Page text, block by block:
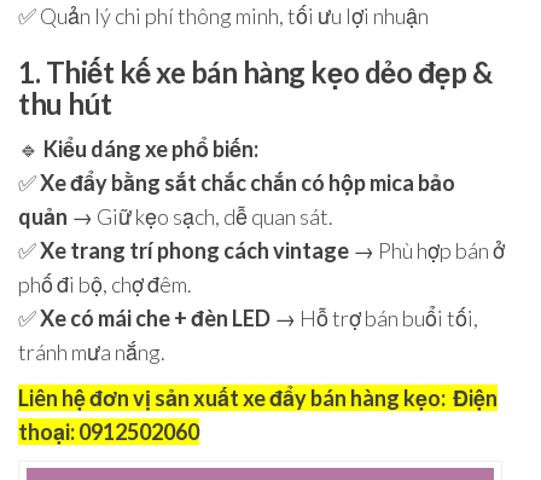
✅ Quản lý chi phí thông minh, tối ưu lợi nhuận
1. Thiết kế xe bán hàng kẹo dẻo đẹp &
thu hút
🔹 Kiểu dáng xe phổ biến:
✅Xe đẩy bằng sắt chắc chắn có hộp mica bảo
quản → Giữ kẹo sạch, dễ quan sát.
✅Xe trang trí phong cách vintage → Phù hợp bán ở
phố đi bộ, chợ đêm.
✅Xe có mái che + đèn LED → Hỗ trợ bán buổi tối,
tránh mưa nắng.
Liên hệ đơn vị sản xuất xe đẩy bán hàng kẹo: Điện
thoại: 0912502060